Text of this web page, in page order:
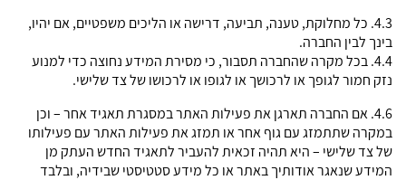
4.3. כל מחלוקת, טענה, תביעה, דרישה או הליכים משפטיים, אם יהיו,
בינך לבין החברה.
4.4. בכל מקרה שהחברה תסבור, כי מסירת המידע נחוצה כדי למנוע
נזק חמור לגופך או לרכושך או לגופו או לרכושו של צד שלישי.
4.6. אם החברה תארגן את פעילות האתר במסגרת תאגיד אחר – וכן
במקרה שתתמזג עם גוף אחר או תמזג את פעילות האתר עם פעילותו
של צד שלישי – היא תהיה זכאית להעביר לתאגיד החדש העתק מן
המידע שנאגר אודותיך באתר או כל מידע סטטיסטי שבידיה, ובלבד